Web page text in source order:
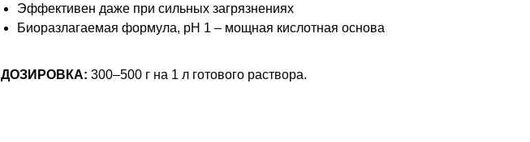
Эффективен даже при сильных загрязнениях
Биоразлагаемая формула, pH 1 – мощная кислотная основа
ДОЗИРОВКА: 300–500 г на 1 л готового раствора.